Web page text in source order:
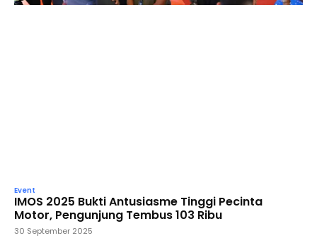
Event
IMOS 2025 Bukti Antusiasme Tinggi Pecinta
Motor, Pengunjung Tembus 103 Ribu
30 September 2025